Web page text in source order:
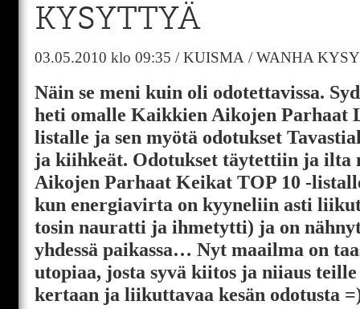
KYSYTTYÄ
03.05.2010 klo 09:35 /KUISMA /WANHA
Näin se meni kuin oli odotettavissa.
heti omalle Kaikkien Aikojen Parhaat
listalle ja sen myötä odotukset
ja kiihkeät. Odotukset täytettiin ja ilta
Aikojen Parhaat Keikat TOP 10 -
kun energiavirta on kyyneliin asti
tosin nauratti ja ihmetytti) ja on
yhdessä paikassa… Nyt maailma on
utopiaa, josta syvä kiitos ja niiaus
kertaan ja liikuttavaa kesän odotusta